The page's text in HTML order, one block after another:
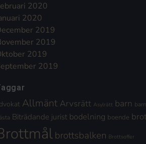
2020
2020
2019
2019
2019
2019
Allmänt Arvsrätt Asylrätt barn
Biträdande jurist bodelning boende
brottsbalken Brottsoffer